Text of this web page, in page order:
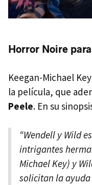
Horror Noire
Keegan-Michael
la película, que
Peele. En su
“Wendell y Wild
intrigantes
Michael Key) y
solicitan la ayuda